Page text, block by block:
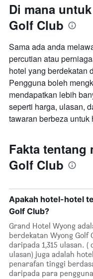
Di mana
Golf Club
Sama ada anda
percutian atau
hotel yang berdekatan
Pengguna boleh
mendapatkan lebih
seperti harga, ulasan,
tawaran berbeza untuk
Fakta tentang
Golf Club
Apakah hotel-hotel
Golf Club?
Grand Hotel Wyong
berdekatan Wyong Golf
daripada 1,315 ulasan.
ulasan) juga adalah
penarafan tinggi
daripada para